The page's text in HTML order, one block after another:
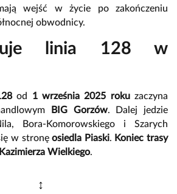
wejść w życie po zakończeniu
obwodnicy.
linia 128 w
od 1 września 2025 rokuzaczyna
BIG Gorzów. Dalej jedzie
Bora-Komorowskiego i Szarych
w stronęosiedla Piaski. Koniec trasy
Wielkiego.
↕